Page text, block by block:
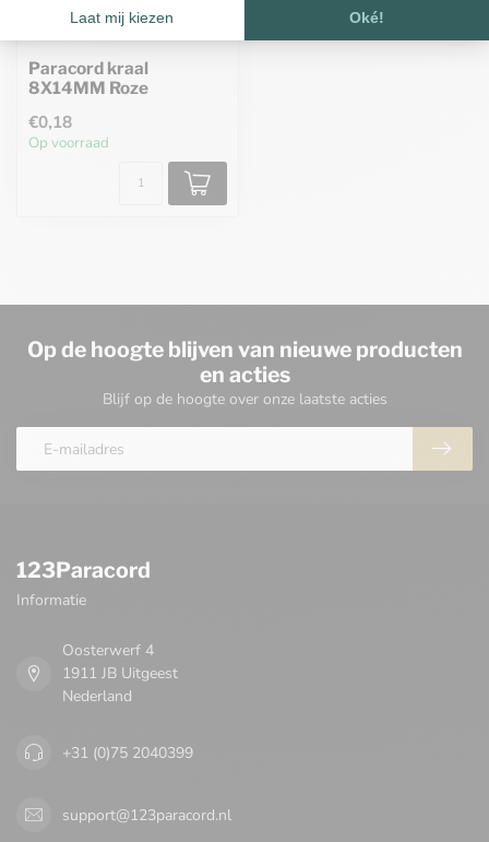
Paracord kraal
8X14MM Roze
€0,18
Op voorraad
Op de hoogte blijven van nieuwe producten
en acties
Blijf op de hoogte over onze laatste acties
123Paracord
Informatie
Oosterwerf 4
1911 JB Uitgeest
Nederland
+31 (0)75 2040399
support@123paracord.nl